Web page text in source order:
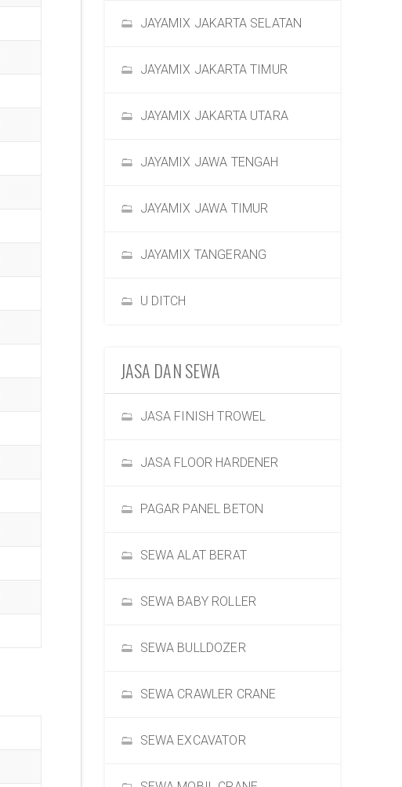
JAYAMIX JAKARTA SELATAN
JAYAMIX JAKARTA TIMUR
JAYAMIX JAKARTA UTARA
JAYAMIX JAWA TENGAH
JAYAMIX JAWA TIMUR
JAYAMIX TANGERANG
U DITCH
JASA DAN SEWA
JASA FINISH TROWEL
JASA FLOOR HARDENER
PAGAR PANEL BETON
SEWA ALAT BERAT
SEWA BABY ROLLER
SEWA BULLDOZER
SEWA CRAWLER CRANE
SEWA EXCAVATOR